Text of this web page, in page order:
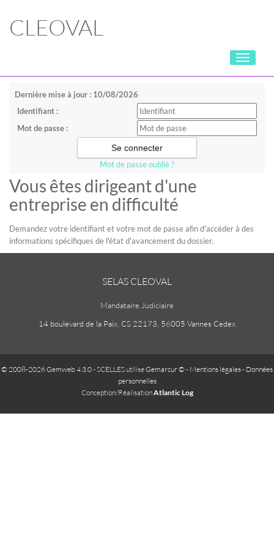
CLEOVAL
Toggle
Dernière mise à jour : 10/08/2026
Identifiant :
Mot de passe :
Mot de passe oublié ?
Vous êtes dirigeant d'une
entreprise en difficulté
Demandez votre identifiant et votre mot de passe afin d'accéder à des
informations spécifiques de l'état d'avancement du dossier.
SELAS CLEOVAL
Mandataire Judiciaire
14 boulevard de la Paix, CS 22173, 56005 Vannes Cedex
© 2008-2026 Gemweb 4.3.0- SCELLES utiliseGemarcur © - Mentions légales- Données
personnelles
Conception/RéalisationAtlantic Log